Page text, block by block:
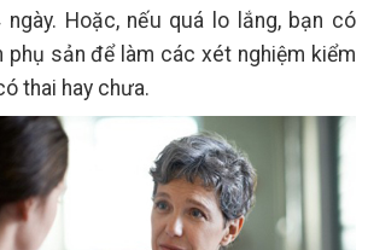
ngày. Hoặc, nếu quá lo lắng, bạn có
phụ sản để làm các xét nghiệm kiểm
thai hay chưa.